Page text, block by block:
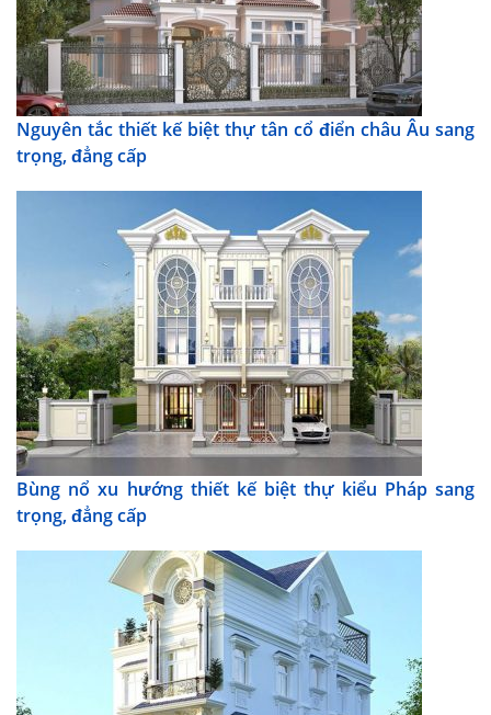
Nguyên tắc thiết kế biệt thự tân cổ điển châu Âu sang
trọng, đẳng cấp
Bùng nổ xu hướng thiết kế biệt thự kiểu Pháp sang
trọng, đẳng cấp